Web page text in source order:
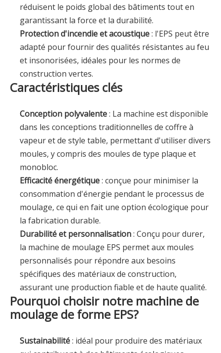
réduisent le poids global des bâtiments tout en
garantissant la force et la durabilité.
Protection d'incendie et acoustique: l'EPS peut être
adapté pour fournir des qualités résistantes au feu
et insonorisées, idéales pour les normes de
construction vertes.
Caractéristiques clés
Conception polyvalente: La machine est disponible
dans les conceptions traditionnelles de coffre à
vapeur et de style table, permettant d'utiliser divers
moules, y compris des moules de type plaque et
monobloc.
Efficacité énergétique: conçue pour minimiser la
consommation d'énergie pendant le processus de
moulage, ce qui en fait une option écologique pour
la fabrication durable.
Durabilité et personnalisation: Conçu pour durer,
la machine de moulage EPS permet aux moules
personnalisés pour répondre aux besoins
spécifiques des matériaux de construction,
assurant une production fiable et de haute qualité.
Pourquoi choisir notre machine de
moulage de forme EPS?
Sustainabilité: idéal pour produire des matériaux